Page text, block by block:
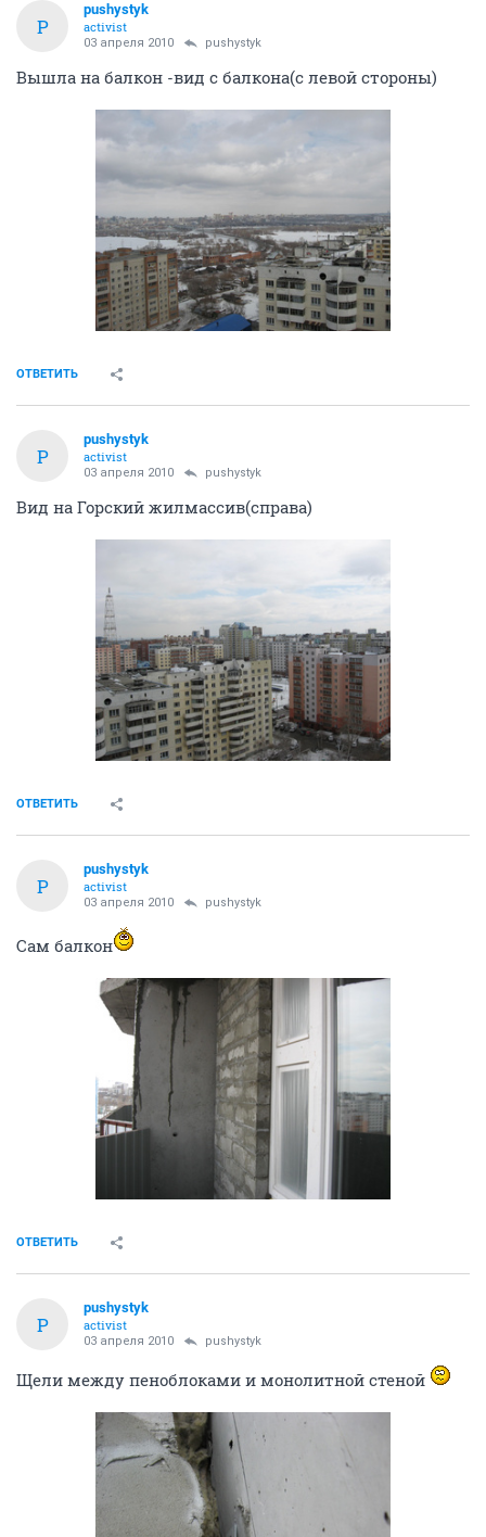
P
pushystyk
activist
03 апреля 2010 pushystyk
Вышла на балкон -вид с балкона(с левой стороны)
ОТВЕТИТЬ
P
pushystyk
activist
03 апреля 2010 pushystyk
Вид на Горский жилмассив(справа)
ОТВЕТИТЬ
P
pushystyk
activist
03 апреля 2010 pushystyk
Сам балкон
ОТВЕТИТЬ
P
pushystyk
activist
03 апреля 2010 pushystyk
Щели между пеноблоками и монолитной стеной